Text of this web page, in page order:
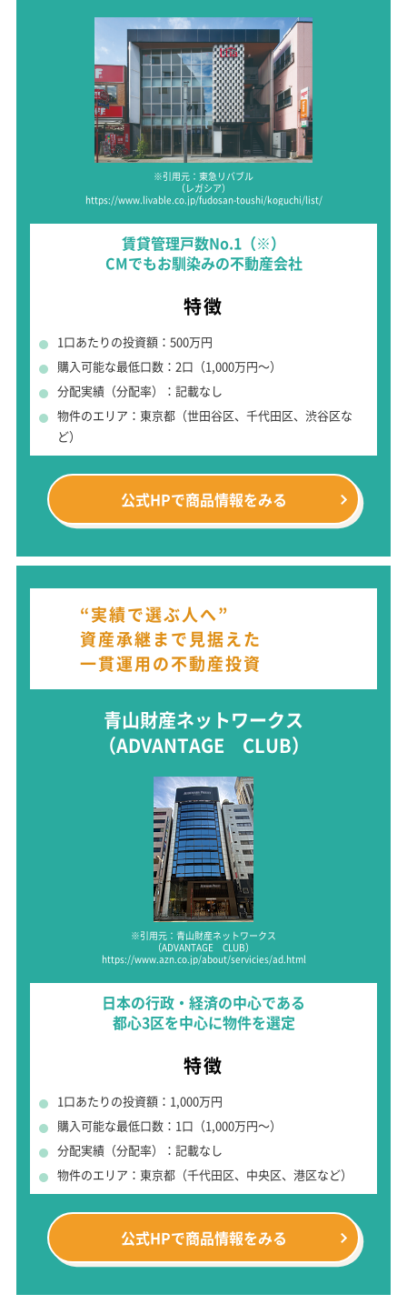
※引用元：東急リバブル
（レガシア）
https://www.livable.co.jp/fudosan-toushi/koguchi/list/
賃貸管理戸数No.1（※）
CMでもお馴染みの不動産会社
特徴
1口あたりの投資額：500万円
購入可能な最低口数：2口（1,000万円～）
分配実績（分配率）：記載なし
物件のエリア：東京都（世田谷区、千代田区、渋谷区な
ど）
公式HPで商品情報をみる
“実績で選ぶ人へ”
資産承継まで見据えた
一貫運用の不動産投資
青山財産ネットワークス
（ADVANTAGE CLUB）
※引用元：青山財産ネットワークス
（ADVANTAGE CLUB）
https://www.azn.co.jp/about/servicies/ad.html
日本の行政・経済の中心である
都心3区を中心に物件を選定
特徴
1口あたりの投資額：1,000万円
購入可能な最低口数：1口（1,000万円～）
分配実績（分配率）：記載なし
物件のエリア：東京都（千代田区、中央区、港区など）
公式HPで商品情報をみる